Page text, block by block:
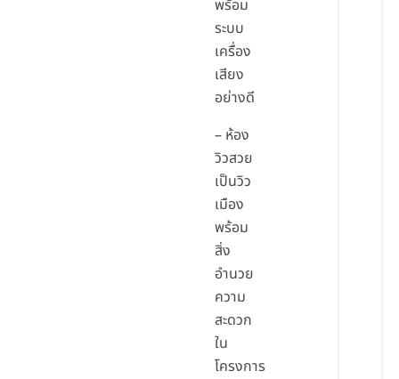
พร้อม
ระบบ
เครื่อง
เสียง
อย่างดี
– ห้อง
วิวสวย
เป็นวิว
เมือง
พร้อม
สิ่ง
อำนวย
ความ
สะดวก
ใน
โครงการ